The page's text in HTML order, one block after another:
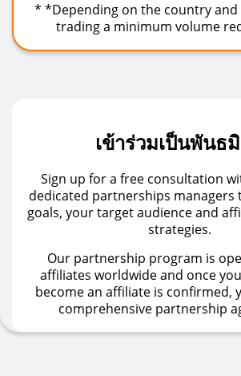
* *Depending on the country
trading a minimum volume
เข้าร่วมเป็นพันธ
Sign up for a free consultation
dedicated partnerships managers
goals, your target audience and
strategies.
Our partnership program is
affiliates worldwide and once
become an affiliate is confirmed,
comprehensive partnership